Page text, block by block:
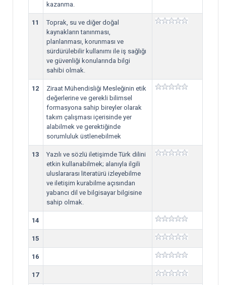
kazanma.
11
Toprak, su ve diğer doğal
kaynakların tanınması,
planlanması, korunması ve
sürdürülebilir kullanımı ile iş sağlığı
ve güvenliği konularında bilgi
sahibi olmak.
12
Ziraat Mühendisliği Mesleğinin etik
değerlerine ve gerekli bilimsel
formasyona sahip bireyler olarak
takım çalışması içerisinde yer
alabilmek ve gerektiğinde
sorumluluk üstlenebilmek
13
Yazılı ve sözlü iletişimde Türk dilini
etkin kullanabilmek; alanıyla ilgili
uluslararası literatürü izleyebilme
ve iletişim kurabilme açısından
yabancı dil ve bilgisayar bilgisine
sahip olmak.
14
15
16
17